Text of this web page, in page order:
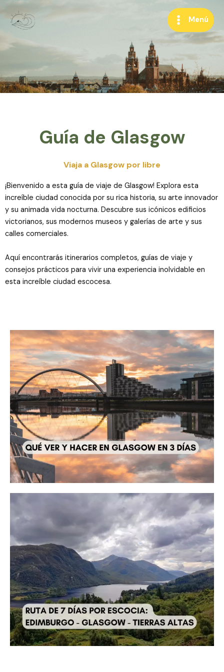
al
contenido
Menú
Guía de Glasgow
Viaja a Glasgow por libre
¡Bienvenido a esta guía de viaje de Glasgow! Explora esta
increíble ciudad conocida por su rica historia, su arte innovador
y su animada vida nocturna. Descubre sus icónicos edificios
victorianos, sus modernos museos y galerías de arte y sus
calles comerciales.
Aquí encontrarás itinerarios completos, guías de viaje y
consejos prácticos para vivir una experiencia inolvidable en
esta increíble ciudad escocesa.